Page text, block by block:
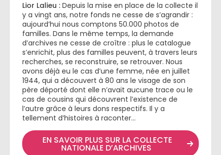
Lior Lalieu : Depuis la mise en place de la collecte il
y a vingt ans, notre fonds ne cesse de s’agrandir :
aujourd’hui nous comptons 50.000 photos de
familles. Dans le même temps, la demande
d’archives ne cesse de croître : plus le catalogue
s’enrichit, plus des familles peuvent, à travers leurs
recherches, se reconstruire, se retrouver. Nous
avons déjà eu le cas d’une femme, née en juillet
1944, qui a découvert à 80 ans le visage de son
père déporté dont elle n’avait aucune trace ou le
cas de cousins qui découvrent l’existence de
l’autre grâce à leurs dons respectifs. Il y a
tellement d’histoires à raconter…
EN SAVOIR PLUS SUR LA COLLECTE
NATIONALE D’ARCHIVES